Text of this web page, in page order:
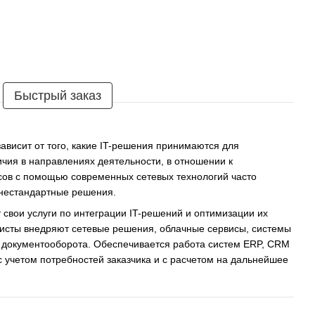
Быстрый заказ
от того, какие IT-решения принимаются для
в направлениях деятельности, в отношении к
с помощью современных сетевых технологий часто
решения.
услуги по интеграции IT-решений и оптимизации их
внедряют сетевые решения, облачные сервисы, системы
Обеспечивается работа систем ERP, CRM
потребностей заказчика и с расчетом на дальнейшее